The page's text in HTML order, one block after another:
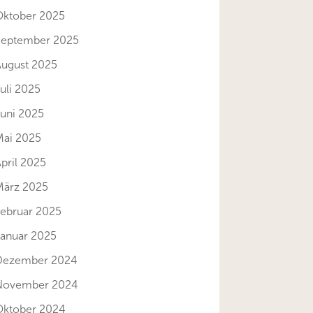
2025
2025
2025
2025
2025
2025
2025
2025
2025
2025
2024
2024
2024